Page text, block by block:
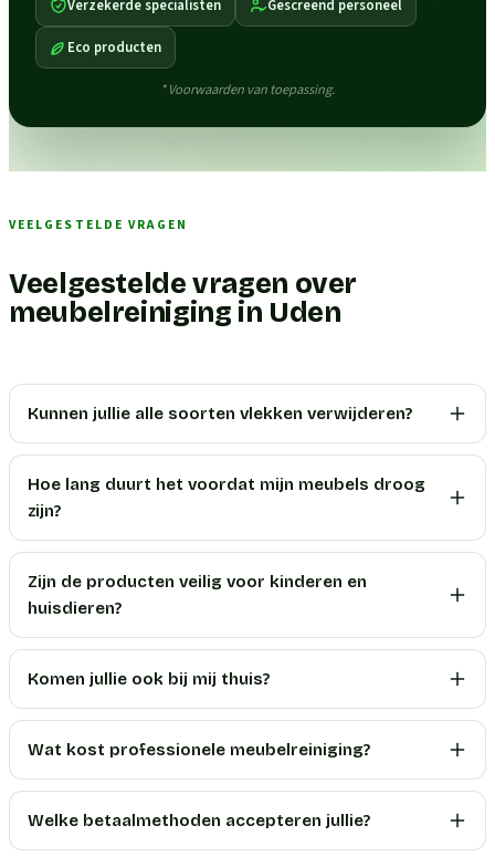
Verzekerde specialisten Gescreend personeel
Eco producten
* Voorwaarden van toepassing.
VEELGESTELDE VRAGEN
Veelgestelde vragen over
meubelreiniging in Uden
Kunnen jullie alle soorten vlekken verwijderen?
Hoe lang duurt het voordat mijn meubels droog
zijn?
Zijn de producten veilig voor kinderen en
huisdieren?
Komen jullie ook bij mij thuis?
Wat kost professionele meubelreiniging?
Welke betaalmethoden accepteren jullie?